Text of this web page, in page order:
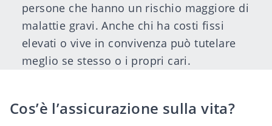
persone che hanno un rischio maggiore di
malattie gravi. Anche chi ha costi fissi
elevati o vive in convivenza può tutelare
meglio se stesso o i propri cari.
Cos’è l’assicurazione sulla vita?